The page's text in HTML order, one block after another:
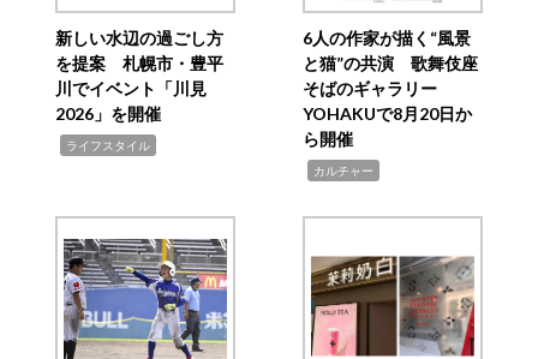
新しい水辺の過ごし方
を提案 札幌市・豊平
川でイベント「川見
2026」を開催
ライフスタイル
6人の作家が描く“風景
と猫”の共演 歌舞伎座
そばのギャラリー
YOHAKUで8月20日か
ら開催
カルチャー